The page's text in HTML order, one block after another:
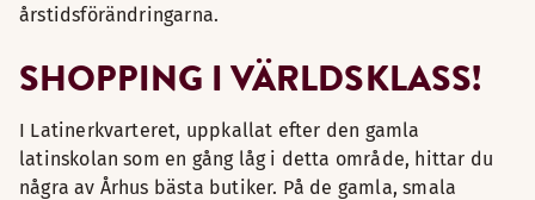
årstidsförändringarna.
SHOPPING I VÄRLDSKLASS!
I Latinerkvarteret, uppkallat efter den gamla
latinskolan som en gång låg i detta område, hittar du
några av Århus bästa butiker. På de gamla, smala